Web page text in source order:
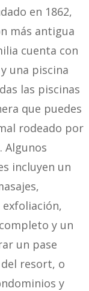
en 1862,
más antigua
cuenta con
una piscina
las piscinas
que puedes
rodeado por
Algunos
incluyen un
y un
un pase
resort, o
y